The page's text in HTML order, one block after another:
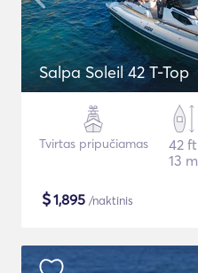
Salpa Soleil 42 T-Top
Tvirtas pripučiamas
42 ft
13 m
$1,895 /naktinis